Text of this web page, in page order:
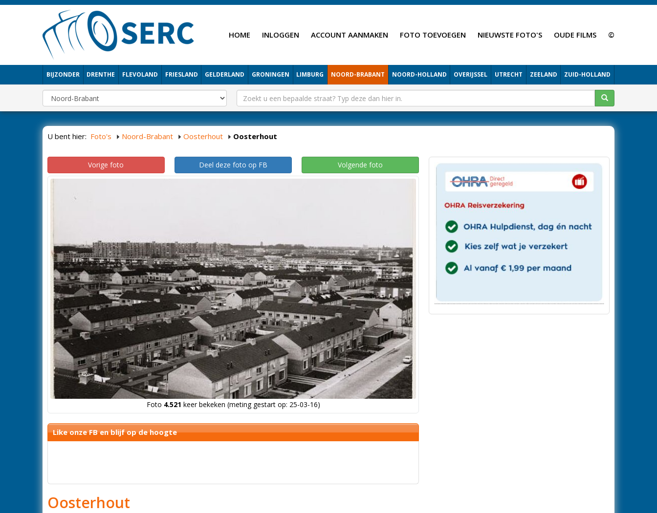
HOME INLOGGEN ACCOUNT AANMAKEN FOTO TOEVOEGEN NIEUWSTE FOTO'S OUDE FILMS ©
BIJZONDER DRENTHE FLEVOLAND FRIESLAND GELDERLAND GRONINGEN LIMBURG NOORD-BRABANT NOORD-HOLLAND OVERIJSSEL UTRECHT ZEELAND ZUID-HOLLAND
U bent hier: Foto's Noord-Brabant Oosterhout Oosterhout
Vorige foto Deel deze foto op FB Volgende foto
Foto 4.521 keer bekeken (meting gestart op: 25-03-16)
Like onze FB en blijf op de hoogte
Oosterhout